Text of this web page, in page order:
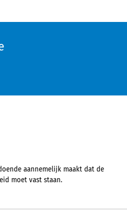
aannemelijk maakt dat de
moet vast staan.